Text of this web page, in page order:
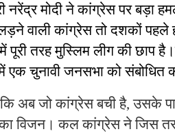
नरेंद्र मोदी ने कांग्रेस पर बड़ा
वाली कांग्रेस तो दशकों पहले
तरह मुस्लिम लीग की छाप
एक चुनावी जनसभा को
कि अब जो कांग्रेस बची है, उसके
का विजन। कल कांग्रेस ने जिस